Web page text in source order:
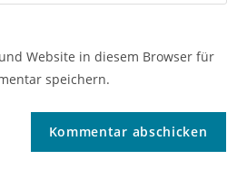
Website in diesem Browser für
speichern.